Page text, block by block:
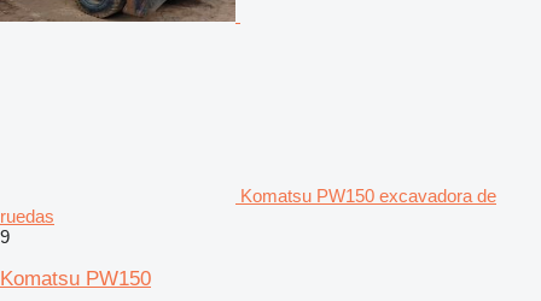
Komatsu PW150 excavadora de
ruedas
9
Komatsu PW150